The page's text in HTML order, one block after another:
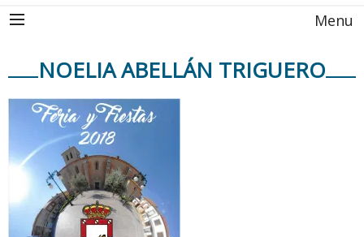
Menu
NOELIA ABELLÁN TRIGUERO